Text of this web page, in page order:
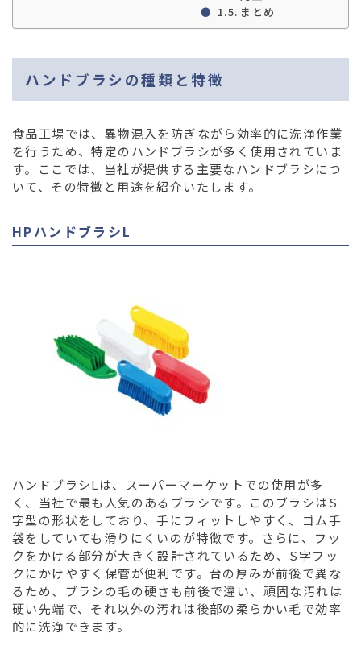
まとめ
ハンドブラシの種類と特徴
食品工場では、異物混入を防ぎながら効率的に洗浄作業
を行うため、特定のハンドブラシが多く使用されていま
す。ここでは、当社が提供する主要なハンドブラシにつ
いて、その特徴と用途を紹介いたします。
HPハンドブラシL
ハンドブラシLは、スーパーマーケットでの使用が多
く、当社で最も人気のあるブラシです。このブラシはS
字型の形状をしており、手にフィットしやすく、ゴム手
袋をしていても滑りにくいのが特徴です。さらに、フッ
クをかける部分が大きく設計されているため、S字フッ
クにかけやすく保管が便利です。台の厚みが前後で異な
るため、ブラシの毛の硬さも前後で違い、頑固な汚れは
硬い先端で、それ以外の汚れは後部の柔らかい毛で効率
的に洗浄できます。